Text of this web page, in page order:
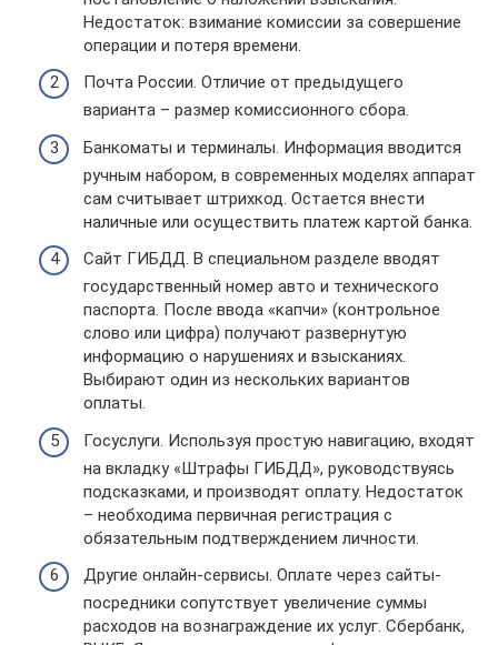
Недостаток: взимание комиссии за совершение
операции и потеря времени.
Почта России. Отличие от предыдущего
варианта – размер комиссионного сбора.
Банкоматы и терминалы. Информация вводится
ручным набором, в современных моделях аппарат
сам считывает штрихкод. Остается внести
наличные или осуществить платеж картой банка.
Сайт ГИБДД. В специальном разделе вводят
государственный номер авто и технического
паспорта. После ввода «капчи» (контрольное
слово или цифра) получают развернутую
информацию о нарушениях и взысканиях.
Выбирают один из нескольких вариантов
оплаты.
Госуслуги. Используя простую навигацию, входят
на вкладку «Штрафы ГИБДД», руководствуясь
подсказками, и производят оплату. Недостаток
– необходима первичная регистрация с
обязательным подтверждением личности.
Другие онлайн-сервисы. Оплате через сайты-
посредники сопутствует увеличение суммы
расходов на вознаграждение их услуг. Сбербанк,